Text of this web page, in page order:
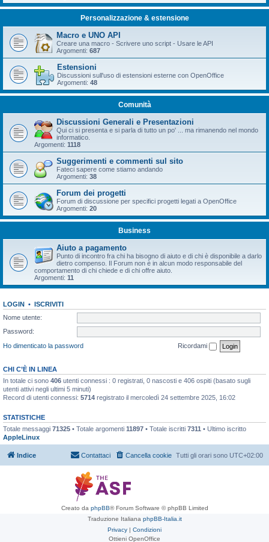
Personalizzazione & estensione
Macro e UNO API
Creare una macro - Scrivere uno script - Usare le API
Argomenti: 687
Estensioni
Discussioni sull'uso di estensioni esterne con OpenOffice
Argomenti: 48
Comunità
Discussioni Generali e Presentazioni
Qui ci si presenta e si parla di tutto un po' ... ma rimanendo nel mondo
informatico.
Argomenti: 1118
Suggerimenti e commenti sul sito
Fateci sapere come stiamo andando
Argomenti: 38
Forum dei progetti
Forum di discussione per specifici progetti legati a OpenOffice
Argomenti: 20
Business
Aiuto a pagamento
Punto di incontro fra chi ha bisogno di aiuto e di chi è disponibile a darlo
dietro compenso. Il Forum non è in alcun modo responsabile del
comportamento di chi chiede e di chi offre aiuto.
Argomenti: 11
LOGIN • ISCRIVITI
Nome utente:
Password:
Ho dimenticato la password
Ricordami
CHI C’È IN LINEA
In totale ci sono 406 utenti connessi : 0 registrati, 0 nascosti e 406 ospiti (basato sugli
utenti attivi negli ultimi 5 minuti)
Record di utenti connessi: 5714 registrato il mercoledì 24 settembre 2025, 16:02
STATISTICHE
Totale messaggi 71325 • Totale argomenti 11897 • Totale iscritti 7311 • Ultimo iscritto
AppleLinux
Indice Tutti gli orari sono UTC+02:00
Cancella cookie
Contattaci
Creato da phpBB® Forum Software © phpBB Limited
Traduzione Italiana phpBB-Italia.it
Privacy | Condizioni
Ottieni OpenOffice